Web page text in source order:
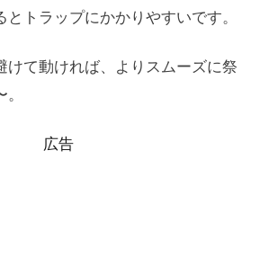
トラップにかかりやすいです。
けて動ければ、よりスムーズに祭
広告